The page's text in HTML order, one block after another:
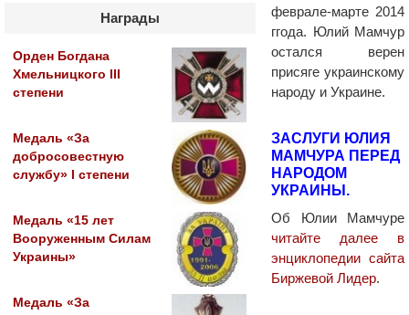
Награды
Орден Богдана
Хмельницкого III
степени
Медаль «За
добросовестную
службу» I степени
Медаль «15 лет
Вооруженным Силам
Украины»
Медаль «За
феврале-марте 2014
ггода. Юлий Мамчур
остался верен
присяге украинскому
народу и Украине.
ЗАСЛУГИ ЮЛИЯ
МАМЧУРА ПЕРЕД
НАРОДОМ
УКРАИНЫ.
Об Юлии Мамчуре
читайте далее в
энциклопедии сайта
Биржевой Лидер.